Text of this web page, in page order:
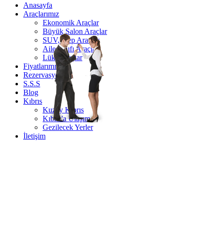
Anasayfa
Araçlarımız
Ekonomik Araçlar
Büyük Salon Araçlar
SUV, Jeep Araçlar
Aile Sınıfı Araçlar
Lüks Araçlar
Fiyatlarımız
Rezervasyon
S.S.S
Blog
Kıbrıs
Kuzey Kıbrıs
Kıbrıs'a Ulaşım
Gezilecek Yerler
İletişim